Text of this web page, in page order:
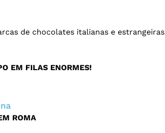
de chocolates italianas e estrangeiras
EM FILAS ENORMES!
ROMA